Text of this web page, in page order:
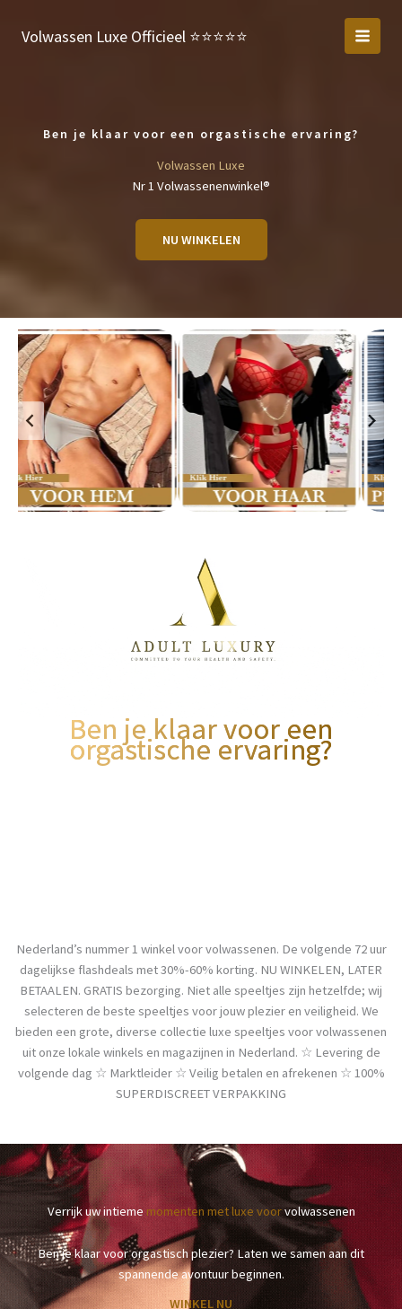
naarVolwassen Luxe Officieel ⭐️⭐️⭐️⭐️⭐️
Ben je klaar voor een orgastische ervaring?
Volwassen Luxe
Nr 1 Volwassenenwinkel®
NU WINKELEN
Ben je klaar voor een
orgastische ervaring?
Nederland’s nummer 1 winkel voor volwassenen. De volgende 72 uur
dagelijkse flashdeals met 30%-60% korting. NU WINKELEN, LATER
BETAALEN. GRATIS bezorging. Niet alle speeltjes zijn hetzelfde; wij
selecteren de beste speeltjes voor jouw plezier en veiligheid. We
bieden een grote, diverse collectie luxe speeltjes voor volwassenen
uit onze lokale winkels en magazijnen in Nederland. ☆ Levering de
volgende dag ☆ Marktleider ☆ Veilig betalen en afrekenen ☆ 100%
SUPERDISCREET VERPAKKING
Verrijk uw intiememomenten met luxe voorvolwassenen
Ben je klaar voor orgastisch plezier? Laten we samen aan dit
spannende avontuur beginnen.
WINKEL NU